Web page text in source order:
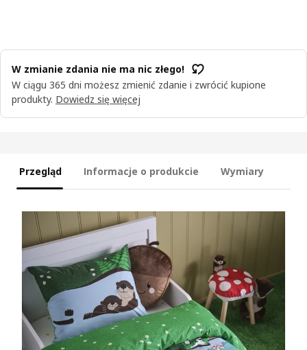
W zmianie zdania nie ma nic złego!
W ciągu 365 dni możesz zmienić zdanie i zwrócić kupione
produkty. Dowiedz się więcej
Przegląd Informacje o produkcie Wymiary